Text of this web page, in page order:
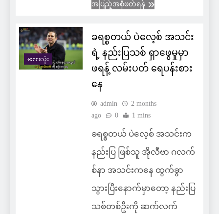
အပြည့်အစုံဖတ်ရန်
ဘောလုံး
ခရစ္စတယ် ပဲလေ့စ် အသင်း
ရဲ့ နည်းပြသစ် ရှာဖွေမှုမှာ
ဖရန့် လမ်းပတ် ရေပန်းစား
နေ
admin
2 months
ago
0 1 mins
ခရစ္စတယ် ပဲလေ့စ် အသင်းက
နည်းပြ ဖြစ်သူ အိုလီဗာ ဂလက်
စ်နာ အသင်းကနေ ထွက်ခွာ
သွားပြီးနောက်မှာတော့ နည်းပြ
သစ်တစ်ဦးကို ဆက်လက်